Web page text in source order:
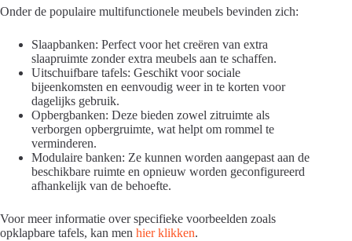
Onder de populaire multifunctionele meubels bevinden zich:
Slaapbanken: Perfect voor het creëren van extra
slaapruimte zonder extra meubels aan te schaffen.
Uitschuifbare tafels: Geschikt voor sociale
bijeenkomsten en eenvoudig weer in te korten voor
dagelijks gebruik.
Opbergbanken: Deze bieden zowel zitruimte als
verborgen opbergruimte, wat helpt om rommel te
verminderen.
Modulaire banken: Ze kunnen worden aangepast aan de
beschikbare ruimte en opnieuw worden geconfigureerd
afhankelijk van de behoefte.
Voor meer informatie over specifieke voorbeelden zoals
opklapbare tafels, kan men hier klikken.